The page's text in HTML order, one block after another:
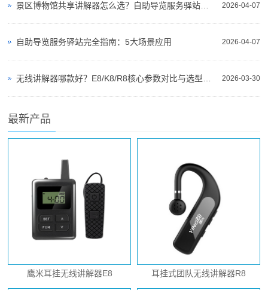
2026-04-07
2026-04-07
自助导览服务驿站完全指南：5大场景应用
2026-03-30
最新产品
鹰米耳挂无线讲解器E8 耳挂式团队无线讲解器R8